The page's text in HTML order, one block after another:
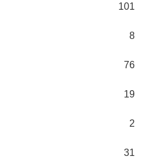
101
8
76
19
2
31